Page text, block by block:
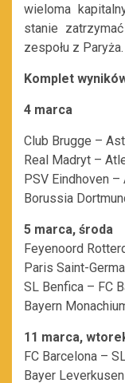
wieloma
stanie
zespołu z Paryża.
Komplet
4 marca
Club Brugge –
Real Madryt –
PSV Eindhoven –
Borussia
5 marca, środa
Feyenoord
Paris Saint-
SL Benfica – FC
Bayern
11 marca,
FC Barcelona –
Bayer